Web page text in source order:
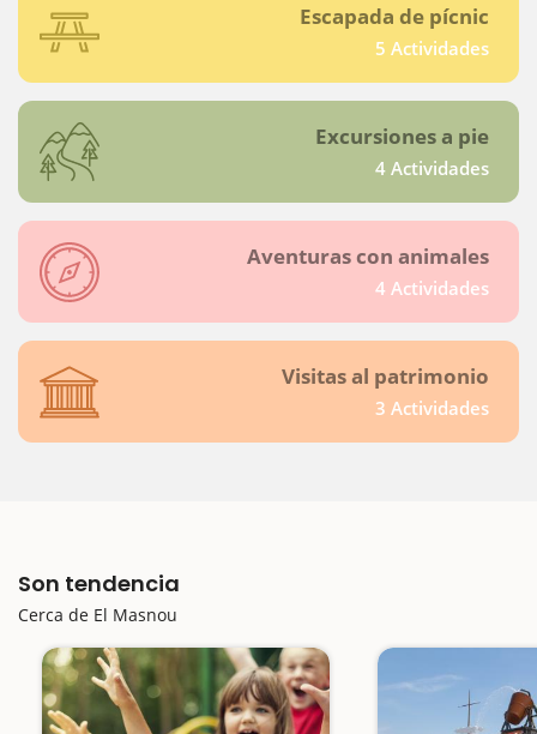
Escapada de pícnic
5 Actividades
Excursiones a pie
4 Actividades
Aventuras con animales
4 Actividades
Visitas al patrimonio
3 Actividades
Son tendencia
Cerca de El Masnou